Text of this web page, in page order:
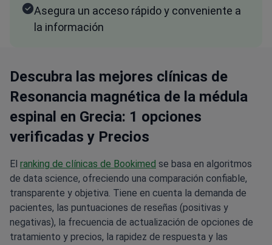
Asegura un acceso rápido y conveniente a
la información
Descubra las mejores clínicas de
Resonancia magnética de la médula
espinal en Grecia: 1 opciones
verificadas y Precios
El ranking de clínicas de Bookimed se basa en algoritmos
de data science, ofreciendo una comparación confiable,
transparente y objetiva. Tiene en cuenta la demanda de
pacientes, las puntuaciones de reseñas (positivas y
negativas), la frecuencia de actualización de opciones de
tratamiento y precios, la rapidez de respuesta y las